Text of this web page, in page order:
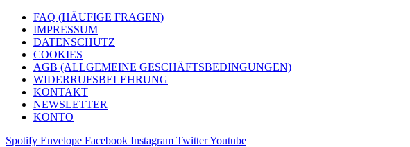
FAQ (HÄUFIGE FRAGEN)
IMPRESSUM
DATENSCHUTZ
COOKIES
AGB (ALLGEMEINE GESCHÄFTSBEDINGUNGEN)
WIDERRUFSBELEHRUNG
KONTAKT
NEWSLETTER
KONTO
Spotify Envelope Facebook Instagram TwitterYoutube